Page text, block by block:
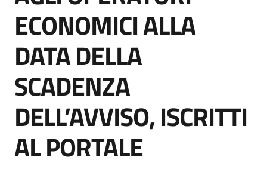
site
Seguici
su
ECONOMICI ALLA
DATA DELLA
SCADENZA
DELL’AVVISO, ISCRITTI
AL PORTALE